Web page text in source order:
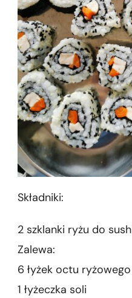
Składniki:
2 szklanki ryżu do
Zalewa:
6 łyżek octu
1 łyżeczka soli